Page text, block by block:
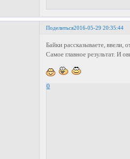
Поделиться2016-05-29 20:35:44
Байки рассказываете, ввели,
Самое главное результат. И
0